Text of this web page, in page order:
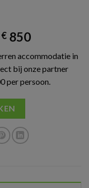
€ 850
accommodatie in
bij onze partner
per persoon.